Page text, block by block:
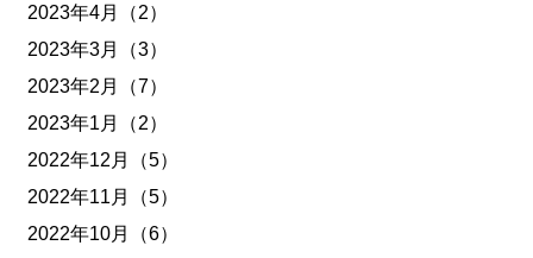
2023年4月（2）
2023年3月（3）
2023年2月（7）
2023年1月（2）
2022年12月（5）
2022年11月（5）
2022年10月（6）